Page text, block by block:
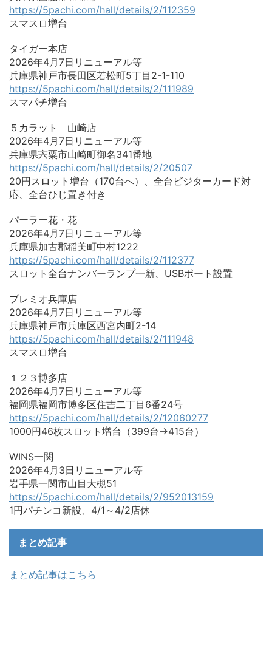
https://5pachi.com/hall/details/2/112359
スマスロ増台
タイガー本店
2026年4月7日リニューアル等
兵庫県神戸市長田区若松町5丁目2-1-110
https://5pachi.com/hall/details/2/111989
スマパチ増台
５カラット 山崎店
2026年4月7日リニューアル等
兵庫県宍粟市山崎町御名341番地
https://5pachi.com/hall/details/2/20507
20円スロット増台（170台へ）、全台ビジターカード対
応、全台ひじ置き付き
パーラー花・花
2026年4月7日リニューアル等
兵庫県加古郡稲美町中村1222
https://5pachi.com/hall/details/2/112377
スロット全台ナンバーランプ一新、USBポート設置
プレミオ兵庫店
2026年4月7日リニューアル等
兵庫県神戸市兵庫区西宮内町2-14
https://5pachi.com/hall/details/2/111948
スマスロ増台
１２３博多店
2026年4月7日リニューアル等
福岡県福岡市博多区住吉二丁目6番24号
https://5pachi.com/hall/details/2/12060277
1000円46枚スロット増台（399台→415台）
WINS一関
2026年4月3日リニューアル等
岩手県一関市山目大槻51
https://5pachi.com/hall/details/2/952013159
1円パチンコ新設、4/1～4/2店休
まとめ記事
まとめ記事はこちら